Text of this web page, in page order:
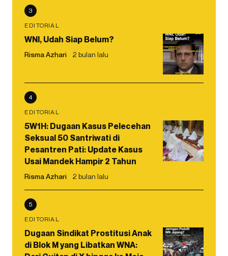
3
EDITORIAL
WNI, Udah Siap Belum?
Risma Azhari 2 bulan lalu
4
EDITORIAL
5W1H: Dugaan Kasus Pelecehan
Seksual 50 Santriwati di
Pesantren Pati: Update Kasus
Usai Mandek Hampir 2 Tahun
Risma Azhari 2 bulan lalu
5
EDITORIAL
Dugaan Sindikat Prostitusi Anak
di Blok M yang Libatkan WNA: